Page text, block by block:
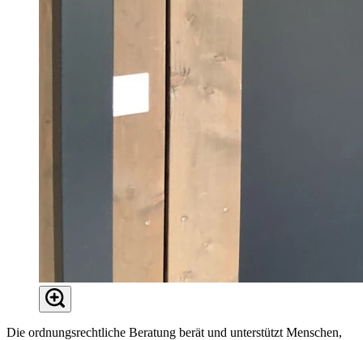
Die ordnungsrechtliche Beratung berät und unterstützt Menschen,